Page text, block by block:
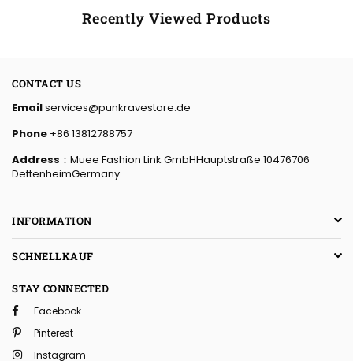
Recently Viewed Products
CONTACT US
Emailservices@punkravestore.de
Phone +86 13812788757
Address ：Muee Fashion Link GmbHHauptstraße 10476706
DettenheimGermany
INFORMATION
SCHNELLKAUF
STAY CONNECTED
Facebook
Pinterest
Instagram